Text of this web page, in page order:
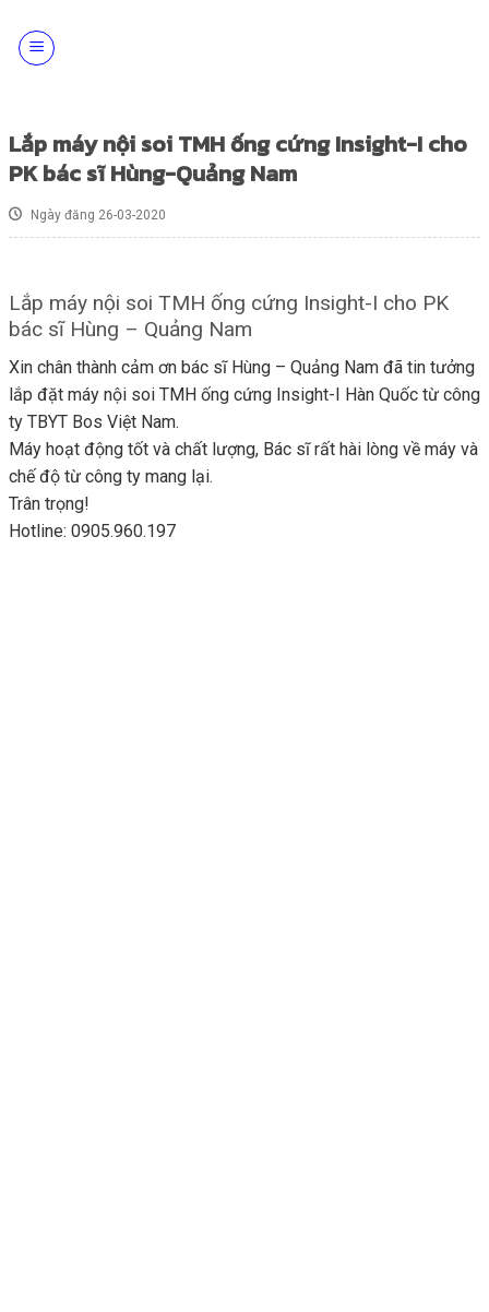
content
Lắp máy nội soi TMH ống cứng Insight-I cho
PK bác sĩ Hùng-Quảng Nam
Ngày đăng 26-03-2020
Lắp máy nội soi TMH ống cứng Insight-I cho PK
bác sĩ Hùng – Quảng Nam
Xin chân thành cảm ơn bác sĩ Hùng – Quảng Nam đã tin tưởng
lắp đặt máy nội soi TMH ống cứng Insight-I Hàn Quốc từ công
ty TBYT Bos Việt Nam.
Máy hoạt động tốt và chất lượng, Bác sĩ rất hài lòng về máy và
chế độ từ công ty mang lại.
Trân trọng!
Hotline: 0905.960.197